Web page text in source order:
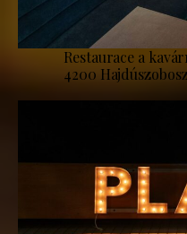
Restaurace a
4200